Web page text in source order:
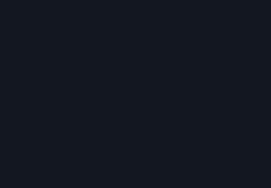
Quels sont
louer une
Toscane